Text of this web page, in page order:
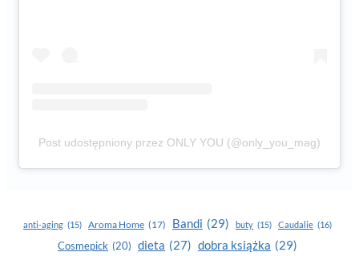
Post udostępniony przez ONLY YOU (@only_you_mag)
anti-aging (15) Aroma Home (17) Bandi (29) buty (15) Caudalie (16)
Cosmepick (20) dieta (27) dobra książka (29)